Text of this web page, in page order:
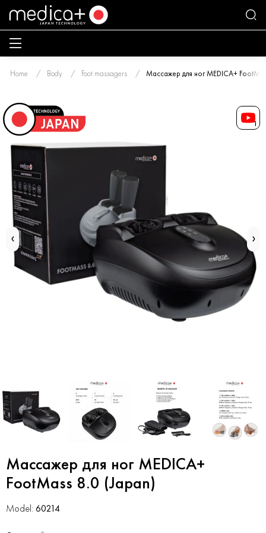
Home Body Foot massagers Массажер для ног MEDICA+
1
Массажер для ног MEDICA+
FootMass 8.0 (Japan)
Model: 60214